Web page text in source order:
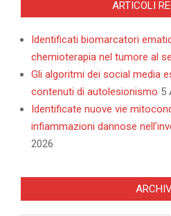
ARTICOLI
Identificati biomarcatori
chemioterapia nel tumore al
Gli algoritmi dei social media
contenuti di autolesionismo 5
Identificate nuove vie
infiammazioni dannose
2026